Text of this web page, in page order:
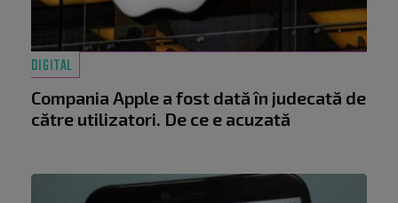
DIGITAL
Compania Apple a fost dată în judecată de
către utilizatori. De ce e acuzată